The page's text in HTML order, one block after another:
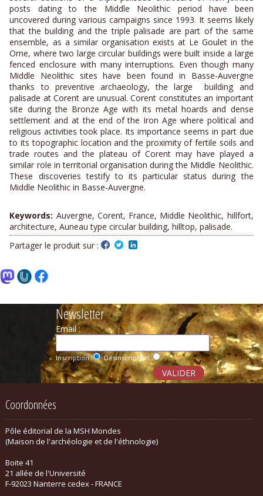
posts dating to the Middle Neolithic period have been
uncovered during various campaigns since 1993. It seems likely
that the building and the triple palisade are part of the same
ensemble, as a similar organisation exists at Le Goulet in the
Orne, where two large circular buildings were built inside a large
fenced enclosure with many interruptions. Even though many
Middle Neolithic sites have been found in Basse-Auvergne
thanks to preventive archaeology, the large building and
palisade at Corent are unusual. Corent constitutes an important
site during the Bronze Age with its metal hoards and dense
settlement and at the end of the Iron Age where political and
religious activities took place. Its importance seems in part due
to its topographic location and the proximity of fertile soils and
trade routes and the plateau of Corent may have played a
similar role in territorial organisation during the Middle Neolithic.
These discoveries testify to its particular status during the
Middle Neolithic in Basse-Auvergne.
Keywords: Auvergne, Corent, France, Middle Neolithic, hillfort,
architecture, Auneau type circular building, hilltop, palisade.
Partager le produit sur :
Newsletter
Email :
Inscription Désinscription
Coordonnées
Pôle éditorial de la MSH Mondes
(Maison de l'archéologie et de l'éthnologie)
Boite 41
21 allée de l'Université
F-92023 Nanterre cedex - FRANCE